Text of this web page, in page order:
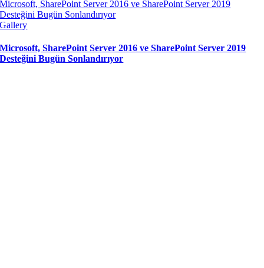
Microsoft, SharePoint Server 2016 ve SharePoint Server 2019
Desteğini Bugün Sonlandırıyor
Gallery
Microsoft, SharePoint Server 2016 ve SharePoint Server 2019
Desteğini Bugün Sonlandırıyor